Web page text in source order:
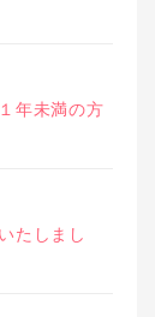
年未満の方
たしまし